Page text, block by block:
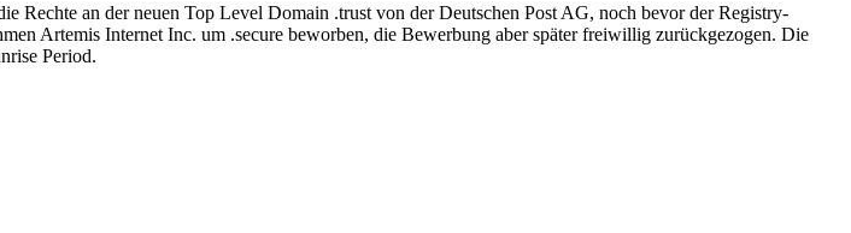
an der neuen Top Level Domain .trust von der Deutschen Post AG, noch bevor der Registry-
Artemis Internet Inc. um .secure beworben, die Bewerbung aber später freiwillig zurückgezogen. Die
Period.